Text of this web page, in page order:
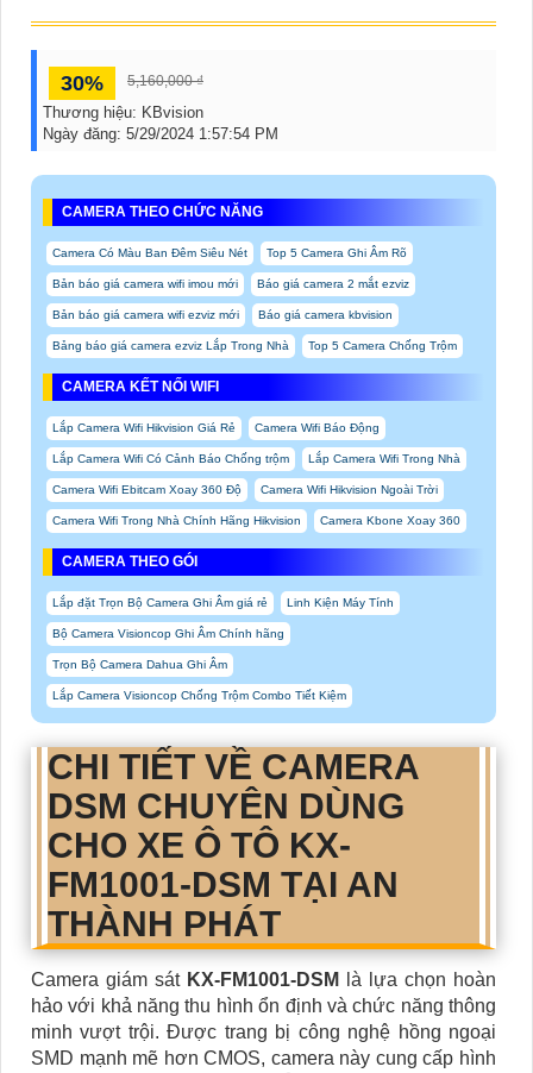
30% 5,160,000 ₫
Thương hiệu: KBvision
Ngày đăng: 5/29/2024 1:57:54 PM
CAMERA THEO CHỨC NĂNG
Camera Có Màu Ban Đêm Siêu Nét Top 5 Camera Ghi Âm Rõ
Bản báo giá camera wifi imou mới Báo giá camera 2 mắt ezviz
Bản báo giá camera wifi ezviz mới Báo giá camera kbvision
Bảng báo giá camera ezviz Lắp Trong Nhà Top 5 Camera Chống Trộm
CAMERA KẾT NỐI WIFI
Lắp Camera Wifi Hikvision Giá Rẻ Camera Wifi Báo Động
Lắp Camera Wifi Có Cảnh Báo Chống trộm Lắp Camera Wifi Trong Nhà
Camera Wifi Ebitcam Xoay 360 Độ Camera Wifi Hikvision Ngoài Trời
Camera Wifi Trong Nhà Chính Hãng Hikvision Camera Kbone Xoay 360
CAMERA THEO GÓI
Lắp đặt Trọn Bộ Camera Ghi Âm giá rẻ Linh Kiện Máy Tính
Bộ Camera Visioncop Ghi Âm Chính hãng
Trọn Bộ Camera Dahua Ghi Âm
Lắp Camera Visioncop Chống Trộm Combo Tiết Kiệm
CHI TIẾT VỀ CAMERA
DSM CHUYÊN DÙNG
CHO XE Ô TÔ KX-
FM1001-DSM TẠI AN
THÀNH PHÁT
Camera giám sát KX-FM1001-DSM
là lựa chọn hoàn
hảo với khả năng thu hình ổn định và chức năng thông
minh vượt trội. Được trang bị công nghệ hồng ngoại
SMD mạnh mẽ hơn CMOS, camera này cung cấp hình